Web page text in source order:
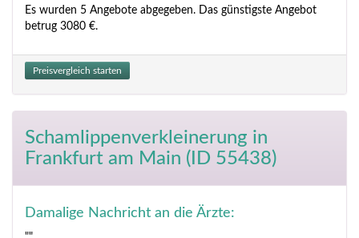
Es wurden 5 Angebote abgegeben. Das günstigste Angebot
betrug 3080 €.
Preisvergleich starten
Schamlippenverkleinerung in
Frankfurt am Main (ID 55438)
Damalige Nachricht an die Ärzte: